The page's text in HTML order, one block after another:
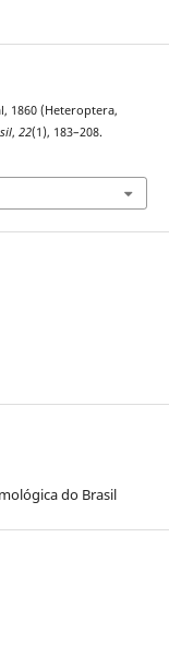
1860 (Heteroptera,
, 22(1), 183–208.
do Brasil